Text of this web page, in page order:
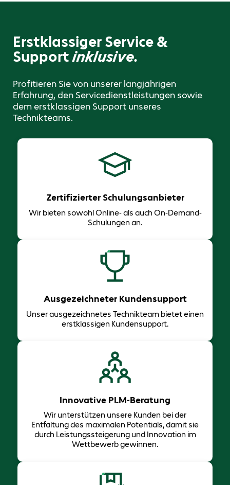
Erstklassiger Service &
Supportinklusive.
Profitieren Sie von unserer langjährigen
Erfahrung, den Servicedienstleistungen sowie
dem erstklassigen Support unseres
Technikteams.
Zertifizierter Schulungsanbieter
Wir bieten sowohl Online- als auch On-Demand-
Schulungen an.
Ausgezeichneter Kundensupport
Unser ausgezeichnetes Technikteam bietet einen
erstklassigen Kundensupport.
Innovative PLM-Beratung
Wir unterstützen unsere Kunden bei der
Entfaltung des maximalen Potentials, damit sie
durch Leistungssteigerung und Innovation im
Wettbewerb gewinnen.